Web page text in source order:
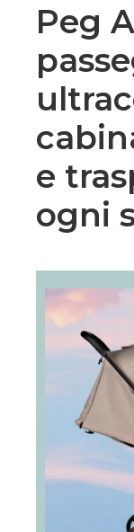
Peg
e
ogni